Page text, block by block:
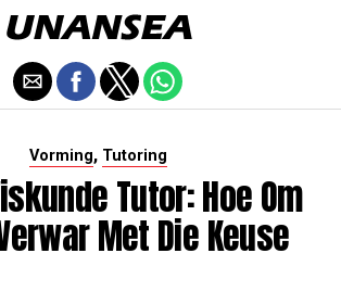
Vorming, Tutoring
Tutor: Hoe Om
Met Die Keuse